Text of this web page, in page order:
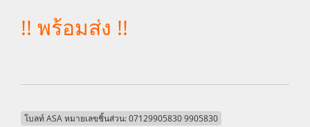
!! พร้อมส่ง !!
โบลท์ ASA หมายเลขชิ้นส่วน: 07129905830 9905830